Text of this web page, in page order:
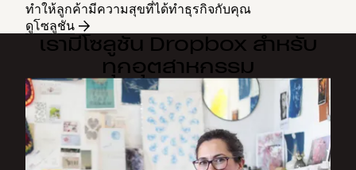
ทำให้ลูกค้ามีความสุขที่ได้ทำธุรกิจกับคุณ
ดูโซลูชัน
เรามีโซลูชัน Dropbox สำหรับ
ทุกอุตสาหกรรม